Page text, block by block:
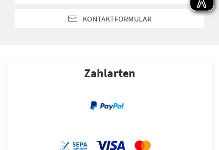
KONTAKTFORMULAR
Zahlarten